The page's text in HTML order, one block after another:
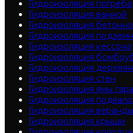
Гидроизоляция погреба
Гидроизоляция ванной
Гидроизоляция
Гидроизоляция
Гидроизоляция кессона
Гидроизоляция
Гидроизоляция
Гидроизоляция стен
Гидроизоляция ямы
Гидроизоляция
Гидроизоляция веранды
Гидроизоляция крыши